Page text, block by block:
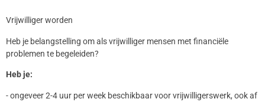
Vrijwilliger worden
Heb je belangstelling om als vrijwilliger mensen met financiële
problemen te begeleiden?
Heb je:
- ongeveer 2-4 uur per week beschikbaar voor vrijwilligerswerk, ook af